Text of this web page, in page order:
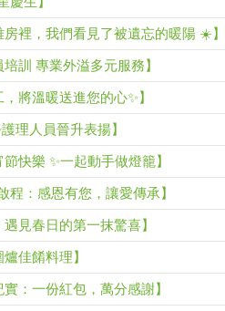
房裡，我們看見了被遺忘的暖陽 ☀️】
訓 專業外溢多元服務】
將溫暖送進您的心✨】
理人員晉升表揚】
快樂 ✨一起動手做燈籠】
程：感恩有您，讓愛傳承】
見春日的第一抹驚喜】
佳餚料理】
：一份紅包，萬分感謝】